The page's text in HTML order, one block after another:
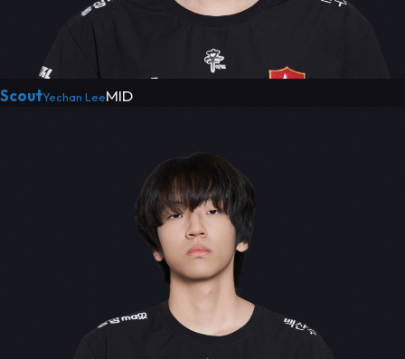
ScoutYechan LeeMID